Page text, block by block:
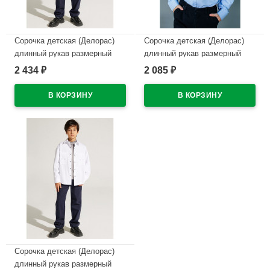
Сорочка детская (Делорас)
длинный рукав размерный
ряд 31/128-134-35/152-158
2 434 ₽
Сорочка детская (Делорас)
длинный рукав размерный
ряд 31/128-134-35/152-158
арт.C71711 на кнопках
2 085 ₽
Сорочка детская (Делорас)
длинный рукав размерный